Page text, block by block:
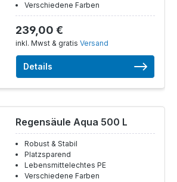
Verschiedene Farben
239,00 €
inkl. Mwst & gratis Versand
Details
Regensäule Aqua 500 L
Robust & Stabil
Platzsparend
Lebensmittelechtes PE
Verschiedene Farben